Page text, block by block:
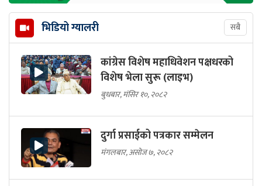
भिडियो ग्यालरी सबै
कांग्रेस विशेष महाधिवेशन पक्षधरको
विशेष भेला सुरू (लाइभ)
बुधबार, मंसिर १०, २०८२
दुर्गा प्रसाईको पत्रकार सम्मेलन
मंगलबार, असोज ७, २०८२